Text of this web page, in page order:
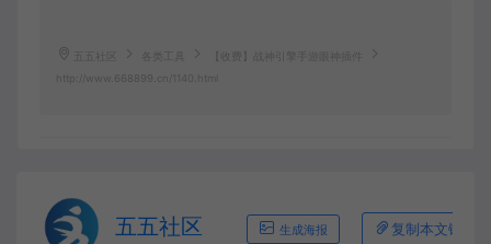
五五社区 各类工具
【收费】战神引擎手游眼神插件
http://www.668899.cn/1140.html
五五社区 生成海报 复制本文链接